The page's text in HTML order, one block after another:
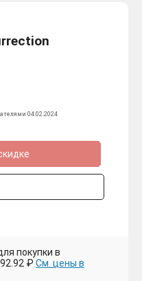
04.02.2024
покупки в
₽ См. цены в